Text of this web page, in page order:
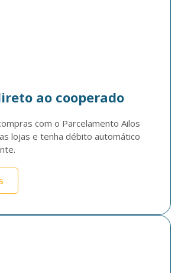
ao cooperado
com o Parcelamento Ailos
lojas e tenha débito automático